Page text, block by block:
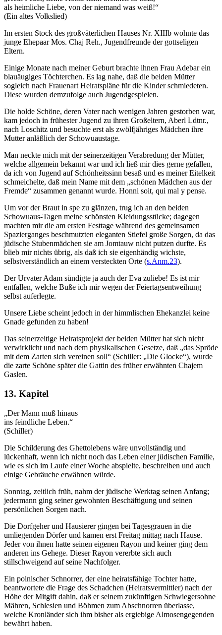
als heimliche Liebe, von der niemand was weiß!“
(Ein altes Volkslied)
Im ersten Stock des großväterlichen Hauses Nr. XIIIb wohnte das
junge Ehepaar Mos. Chaj Reh., Jugendfreunde der gottseligen
Eltern.
Einige Monate nach meiner Geburt brachte ihnen Frau Adebar ein
blauäugiges Töchterchen. Es lag nahe, daß die beiden Mütter
sogleich nach Frauenart Heiratspläne für die Kinder schmiedeten.
Diese wurden demzufolge auch Jugendgespielen.
Die holde Schöne, deren Vater nach wenigen Jahren gestorben war,
kam jedoch in frühester Jugend zu ihren Großeltern, Aberl Ldtnr.,
nach Loschitz und besuchte erst als zwölfjähriges Mädchen ihre
Mutter anläßlich der Schowuaustage.
Man neckte mich mit der seinerzeitigen Verabredung der Mütter,
welche allgemein bekannt war und ich ließ mir dies gerne gefallen,
da ich von Jugend auf Schönheitssinn besaß und es meiner Eitelkeit
schmeichelte, daß mein Name mit dem „schönen Mädchen aus der
Fremde“ zusammen genannt wurde. Honni soit, qui mal y pense.
Um vor der Braut in spe zu glänzen, trug ich an den beiden
Schowuaus-Tagen meine schönsten Kleidungsstücke; dagegen
machten mir die am ersten Festtage während des gemeinsamen
Spazierganges beschmutzten eleganten Stiefel große Sorgen, da das
jüdische Stubenmädchen sie am Jomtauw nicht putzen durfte. Es
blieb mir nichts übrig, als daß ich sie eigenhändig wichste,
selbstverständlich an einem versteckten Orte (s.Anm.23).
Der Urvater Adam sündigte ja auch der Eva zuliebe! Es ist mir
entfallen, welche Buße ich mir wegen der Feiertagsentweihung
selbst auferlegte.
Unsere Liebe scheint jedoch in der himmlischen Ehekanzlei keine
Gnade gefunden zu haben!
Das seinerzeitige Heiratsprojekt der beiden Mütter hat sich nicht
verwirklicht und nach dem physikalischen Gesetze, daß „das Spröde
mit dem Zarten sich vereinen soll“ (Schiller: „Die Glocke“), wurde
die zarte Schöne später die Gattin des früher erwähnten Chajem
Gaslen.
13. Kapitel
„Der Mann muß hinaus
ins feindliche Leben.“
(Schiller)
Die Schilderung des Ghettolebens wäre unvollständig und
lückenhaft, wenn ich nicht noch das Leben einer jüdischen Familie,
wie es sich im Laufe einer Woche abspielte, beschreiben und auch
einige Gebräuche erwähnen würde.
Sonntag, zeitlich früh, nahm der jüdische Werktag seinen Anfang;
jedermann ging seiner gewohnten Beschäftigung und seinen
persönlichen Sorgen nach.
Die Dorfgeher und Hausierer gingen bei Tagesgrauen in die
umliegenden Dörfer und kamen erst Freitag mittag nach Hause.
Jeder von ihnen hatte seinen eigenen Rayon und keiner ging dem
anderen ins Gehege. Dieser Rayon vererbte sich auch
stillschweigend auf seine Nachfolger.
Ein polnischer Schnorrer, der eine heiratsfähige Tochter hatte,
beantwortete die Frage des Schadchen (Heiratsvermittler) nach der
Höhe der Mitgift dahin, daß er seinem zukünftigen Schwiegersohne
Mähren, Schlesien und Böhmen zum Abschnorren überlasse,
welche Kronländer sich ihm bisher als ergiebige Almosengegenden
bewährt haben.